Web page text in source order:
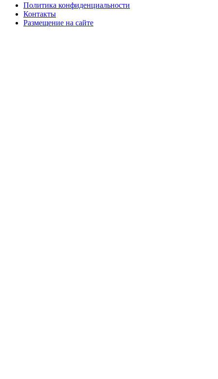
Политика конфиденциальности
Контакты
Размещение на сайте